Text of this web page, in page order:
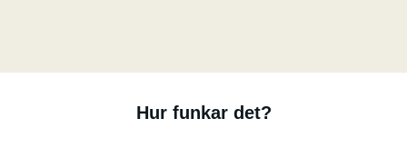
Hur funkar det?